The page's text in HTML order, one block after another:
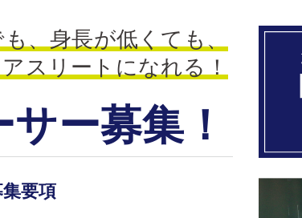
、身長が低くても、
スリートになれる！
ー募集！
要項